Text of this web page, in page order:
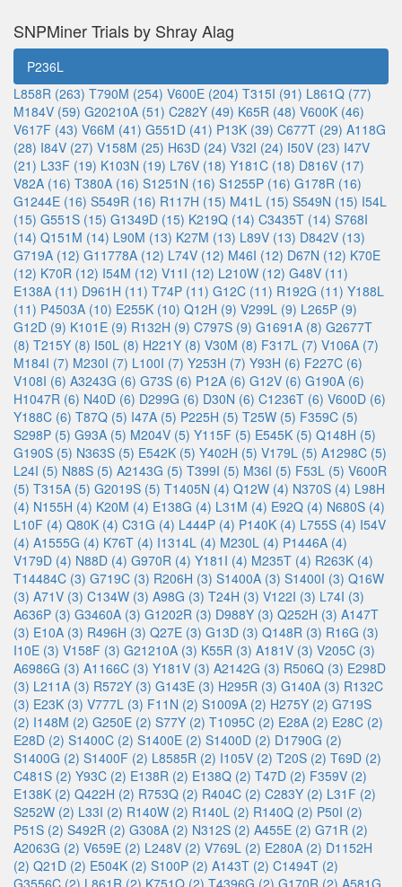
SNPMiner Trials by Shray Alag
P236L
L858R (263) T790M (254) V600E (204) T315I (91) L861Q (77)
M184V (59) G20210A (51) C282Y (49) K65R (48) V600K (46)
V617F (43) V66M (41) G551D (41) P13K (39) C677T (29) A118G
(28) I84V (27) V158M (25) H63D (24) V32I (24) I50V (23) I47V
(21) L33F (19) K103N (19) L76V (18) Y181C (18) D816V (17)
V82A (16) T380A (16) S1251N (16) S1255P (16) G178R (16)
G1244E (16) S549R (16) R117H (15) M41L (15) S549N (15) I54L
(15) G551S (15) G1349D (15) K219Q (14) C3435T (14) S768I
(14) Q151M (14) L90M (13) K27M (13) L89V (13) D842V (13)
G719A (12) G11778A (12) L74V (12) M46I (12) D67N (12) K70E
(12) K70R (12) I54M (12) V11I (12) L210W (12) G48V (11)
E138A (11) D961H (11) T74P (11) G12C (11) R192G (11) Y188L
(11) P4503A (10) E255K (10) Q12H (9) V299L (9) L265P (9)
G12D (9) K101E (9) R132H (9) C797S (9) G1691A (8) G2677T
(8) T215Y (8) I50L (8) H221Y (8) V30M (8) F317L (7) V106A (7)
M184I (7) M230I (7) L100I (7) Y253H (7) Y93H (6) F227C (6)
V108I (6) A3243G (6) G73S (6) P12A (6) G12V (6) G190A (6)
H1047R (6) N40D (6) D299G (6) D30N (6) C1236T (6) V600D (6)
Y188C (6) T87Q (5) I47A (5) P225H (5) T25W (5) F359C (5)
S298P (5) G93A (5) M204V (5) Y115F (5) E545K (5) Q148H (5)
G190S (5) N363S (5) E542K (5) Y402H (5) V179L (5) A1298C (5)
L24I (5) N88S (5) A2143G (5) T399I (5) M36I (5) F53L (5) V600R
(5) T315A (5) G2019S (5) T1405N (4) Q12W (4) N370S (4) L98H
(4) N155H (4) K20M (4) E138G (4) L31M (4) E92Q (4) N680S (4)
L10F (4) Q80K (4) C31G (4) L444P (4) P140K (4) L755S (4) I54V
(4) A1555G (4) K76T (4) I1314L (4) M230L (4) P1446A (4)
V179D (4) N88D (4) G970R (4) Y181I (4) M235T (4) R263K (4)
T14484C (3) G719C (3) R206H (3) S1400A (3) S1400I (3) Q16W
(3) A71V (3) C134W (3) A98G (3) T24H (3) V122I (3) L74I (3)
A636P (3) G3460A (3) G1202R (3) D988Y (3) Q252H (3) A147T
(3) E10A (3) R496H (3) Q27E (3) G13D (3) Q148R (3) R16G (3)
I10E (3) V158F (3) G21210A (3) K55R (3) A181V (3) V205C (3)
A6986G (3) A1166C (3) Y181V (3) A2142G (3) R506Q (3) E298D
(3) L211A (3) R572Y (3) G143E (3) H295R (3) G140A (3) R132C
(3) E23K (3) V777L (3) F11N (2) S1009A (2) H275Y (2) G719S
(2) I148M (2) G250E (2) S77Y (2) T1095C (2) E28A (2) E28C (2)
E28D (2) S1400C (2) S1400E (2) S1400D (2) D1790G (2)
S1400G (2) S1400F (2) L8585R (2) I105V (2) T20S (2) T69D (2)
C481S (2) Y93C (2) E138R (2) E138Q (2) T47D (2) F359V (2)
E138K (2) Q422H (2) R753Q (2) R404C (2) C283Y (2) L31F (2)
S252W (2) L33I (2) R140W (2) R140L (2) R140Q (2) P50I (2)
P51S (2) S492R (2) G308A (2) N312S (2) A455E (2) G71R (2)
A2063G (2) V659E (2) L248V (2) V769L (2) E280A (2) D1152H
(2) Q21D (2) E504K (2) S100P (2) A143T (2) C1494T (2)
G3556C (2) L861R (2) K751Q (2) T4396G (2) G170R (2) A581G